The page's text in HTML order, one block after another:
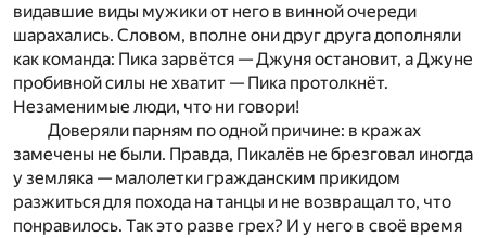
видавшие виды мужики от него в винной очереди
шарахались. Словом, вполне они друг друга дополняли
как команда: Пика зарвётся — Джуня остановит, а Джуне
пробивной силы не хватит — Пика протолкнёт.
Незаменимые люди, что ни говори!
Доверяли парням по одной причине: в кражах
замечены не были. Правда, Пикалёв не брезговал иногда
у земляка — малолетки гражданским прикидом
разжиться для похода на танцы и не возвращал то, что
понравилось. Так это разве грех? И у него в своё время